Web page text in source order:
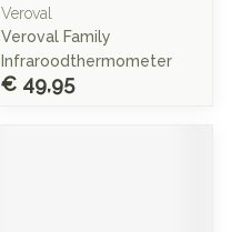
Veroval
Veroval Family
Infraroodthermometer
€ 49,95